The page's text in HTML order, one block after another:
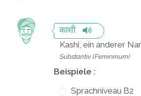
काशी
Kashi, ein anderer
Substantiv (Femininum)
Beispiele :
Sprachniveau B2